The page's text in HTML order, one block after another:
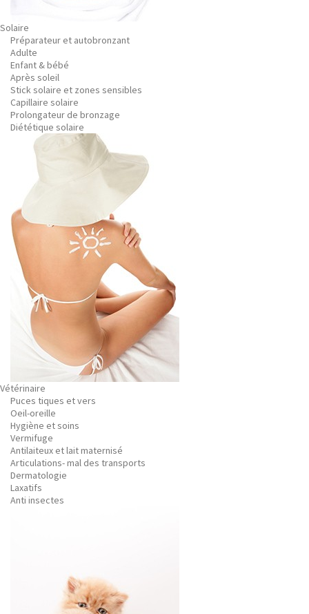
Solaire
Préparateur et autobronzant
Adulte
Enfant & bébé
Après soleil
Stick solaire et zones sensibles
Capillaire solaire
Prolongateur de bronzage
Diététique solaire
Vétérinaire
Puces tiques et vers
Oeil-oreille
Hygiène et soins
Vermifuge
Antilaiteux et lait maternisé
Articulations- mal des transports
Dermatologie
Laxatifs
Anti insectes